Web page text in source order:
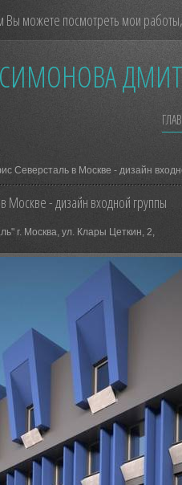
можете посмотреть мои
СИМОНОВА
Северсталь в Москве - дизайн
Москве - дизайн входной группы
г. Москва, ул. Клары Цеткин, 2,